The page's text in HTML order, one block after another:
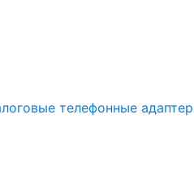
телефонные